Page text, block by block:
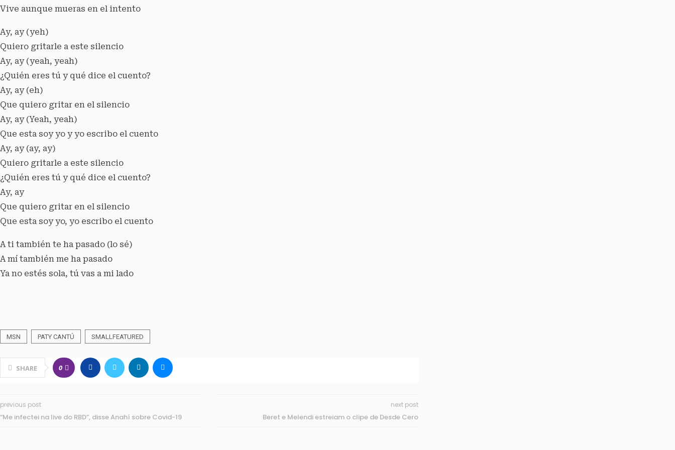
Vive aunque mueras en el intento
Ay, ay (yeh)
Quiero gritarle a este silencio
Ay, ay (yeah, yeah)
¿Quién eres tú y qué dice el cuento?
Ay, ay (eh)
Que quiero gritar en el silencio
Ay, ay (Yeah, yeah)
Que esta soy yo y yo escribo el cuento
Ay, ay (ay, ay)
Quiero gritarle a este silencio
¿Quién eres tú y qué dice el cuento?
Ay, ay
Que quiero gritar en el silencio
Que esta soy yo, yo escribo el cuento
A ti también te ha pasado (lo sé)
A mí también me ha pasado
Ya no estés sola, tú vas a mi lado
MSN PATY CANTÚ SMALLFEATURED
SHARE 0
previous post
“Me infectei na live do RBD”, disse Anahí sobre Covid-19
next post
Beret e Melendi estreiam o clipe de Desde Cero